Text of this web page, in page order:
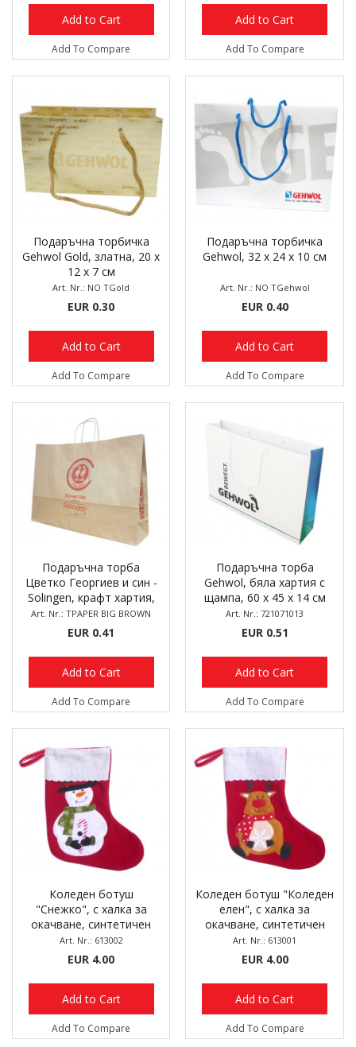
Add to Cart
Add To Compare
Add to Cart
Add To Compare
Подаръчна торбичка
Gehwol Gold, златна, 20 x
12 x 7 см
Art. Nr.: NO TGold
EUR 0.30
Add to Cart
Add To Compare
Подаръчна торбичка
Gehwol, 32 x 24 x 10 см
Art. Nr.: NO TGehwol
EUR 0.40
Add to Cart
Add To Compare
Подаръчна торба
Цветко Георгиев и син -
Solingen, крафт хартия,
52 x 37 x 12 см
Art. Nr.: TPAPER BIG BROWN
EUR 0.41
Add to Cart
Add To Compare
Подаръчна торба
Gehwol, бяла хартия с
щампа, 60 x 45 x 14 см
Art. Nr.: 721071013
EUR 0.51
Add to Cart
Add To Compare
Коледен ботуш
"Снежко", с халка за
окачване, синтетичен
текстил, 24 х 19 см
Art. Nr.: 613002
EUR 4.00
Add to Cart
Add To Compare
Коледен ботуш "Коледен
елен", с халка за
окачване, синтетичен
текстил, 24 х 19 см
Art. Nr.: 613001
EUR 4.00
Add to Cart
Add To Compare